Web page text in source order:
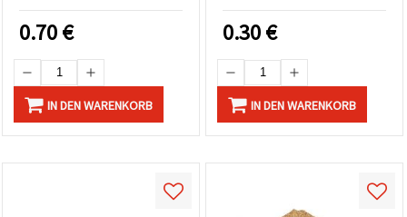
0.70€
IN DEN WARENKORB
0.30€
IN DEN WARENKORB